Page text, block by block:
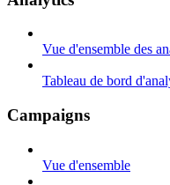
Vue d'ensemble des
Tableau de bord
Campaigns
Vue d'ensemble